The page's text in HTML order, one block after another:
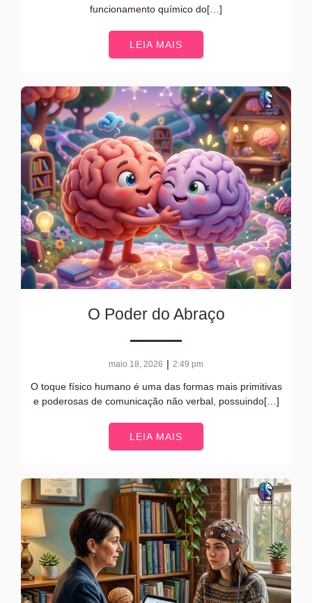
funcionamento químico do[…]
LEIA MAIS
O Poder do Abraço
maio 18, 2026 | 2:49 pm
O toque físico humano é uma das formas mais primitivas
e poderosas de comunicação não verbal, possuindo[…]
LEIA MAIS